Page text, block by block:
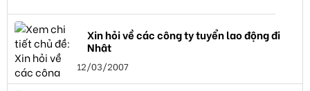
Xin hỏi về các công ty tuyển lao động đi
Nhật
12/03/2007